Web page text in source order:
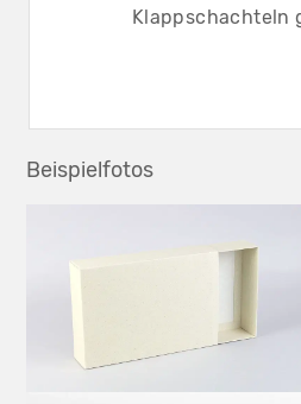
Klappschachteln
Beispielfotos